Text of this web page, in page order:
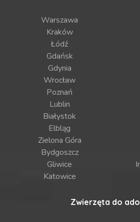
Warszawa
Kraków
Łódź
Gdańsk
Gdynia
Wrocław
Poznań
Lublin
Białystok
Elbląg
Zielona Góra
Bydgoszcz
Gliwice
Katowice
Zwierzęta do